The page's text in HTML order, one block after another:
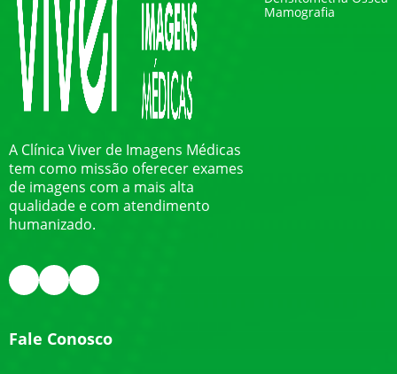
A Clínica Viver de Imagens Médicas
tem como missão oferecer exames
de imagens com a mais alta
qualidade e com atendimento
humanizado.
Mamografia
Fale Conosco